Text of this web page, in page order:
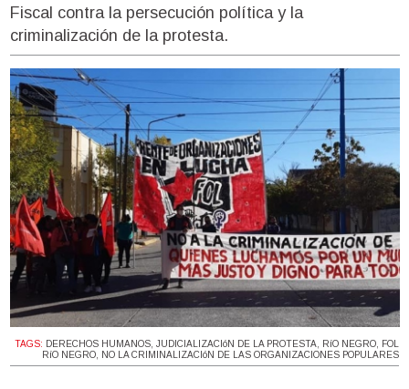
Fiscal contra la persecución política y la
criminalización de la protesta.
TAGS: DERECHOS HUMANOS JUDICIALIZACIóN DE LA PROTESTA RíO NEGRO
FOL
RíO NEGRO
NO LA CRIMINALIZACIóN DE LAS ORGANIZACIONES POPULARES